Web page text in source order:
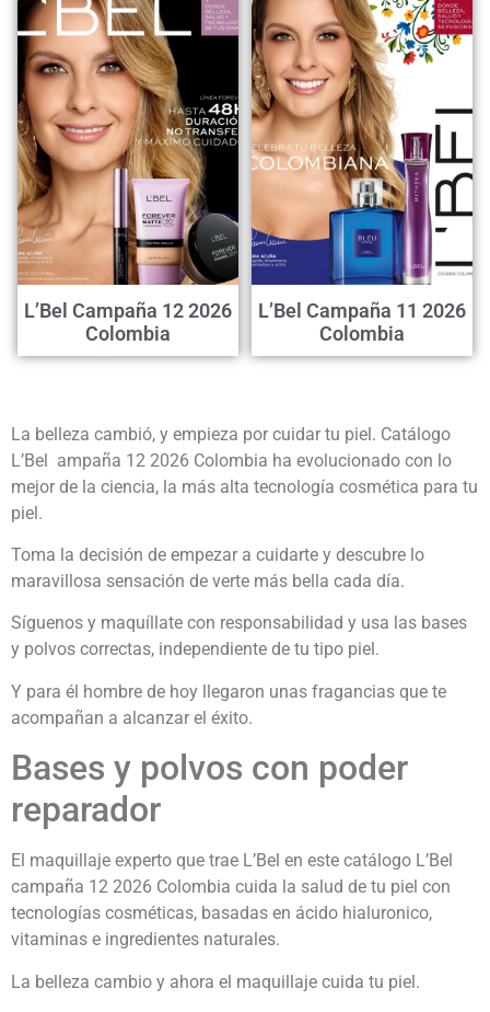
L’Bel Campaña 12 2026
Colombia
L’Bel Campaña 11 2026
Colombia
La belleza cambió, y empieza por cuidar tu piel. Catálogo
L’Bel ampaña 12 2026 Colombia ha evolucionado con lo
mejor de la ciencia, la más alta tecnología cosmética para tu
piel.
Toma la decisión de empezar a cuidarte y descubre lo
maravillosa sensación de verte más bella cada día.
Síguenos y maquíllate con responsabilidad y usa las bases
y polvos correctas, independiente de tu tipo piel.
Y para él hombre de hoy llegaron unas fragancias que te
acompañan a alcanzar el éxito.
Bases y polvos con poder
reparador
El maquillaje experto que trae L’Bel en este catálogo L’Bel
campaña 12 2026 Colombia cuida la salud de tu piel con
tecnologías cosméticas, basadas en ácido hialuronico,
vitaminas e ingredientes naturales.
La belleza cambio y ahora el maquillaje cuida tu piel.